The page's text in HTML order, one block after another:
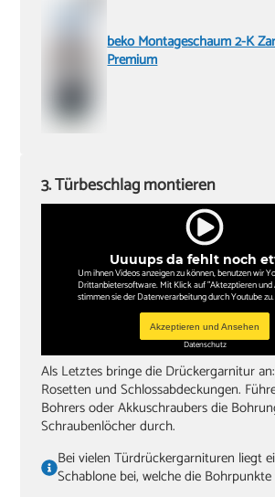
beko Montageschaum 2-K
Premium
Uuuups da fehlt noch
Um ihnen Videos anzeigen zu können, benutzen wir
Drittanbietersoftware. Mit Klick auf "Aktezptieren und
stimmen sie der Datenverarbeitung durch Youtube zu.
Akzeptieren und Ansehen
Datenschutz
3. Türbeschlag montieren
Als Letztes bringe die Drückergarnitur
Rosetten und Schlossabdeckungen.
Bohrers oder Akkuschraubers die
Schraubenlöcher durch.
Bei vielen Türdrückergarnituren liegt
Schablone bei, welche die